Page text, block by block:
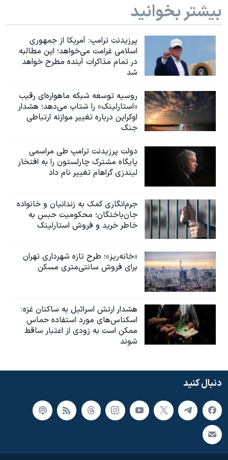
بیشتر بخوانید
پرزیدنت ترامپ: آمریکا از جمهوری
اسلامی غرامت می‌خواهد؛ این مطالبه
در تمام مذاکرات آینده مطرح خواهد
شد
روسیه توسعه شبکه ماهواره‌ای رقیب
«استارلینک» را شتاب می‌دهد؛ هشدار
اوکراین درباره تغییر موازنه ارتباطی
جنگ
دولت پرزیدنت ترامپ طی مراسمی
پایگاه مشترک چارلستون را به افتخار
لیندزی گراهام تغییر نام داد
جرم‌انگاری کمک به زندانیان و خانواده
جان‌باختگان؛ محکومیت حبس به‌
خاطر خرید و فروش استارلینک
«خانه‌ریز»؛ طرح تازه شهرداری تهران
برای فروش سانتی‌متری مسکن
هشدار ارتش اسرائیل به ساکنان غزه:
اسکناس‌های مورد استفاده حماس
ممکن است به‌ زودی از اعتبار ساقط
شوند
دنبال کنید